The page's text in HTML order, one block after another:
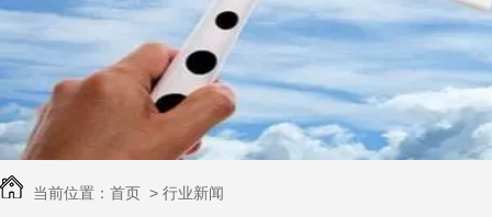
当前位置： 首页 > 行业新闻